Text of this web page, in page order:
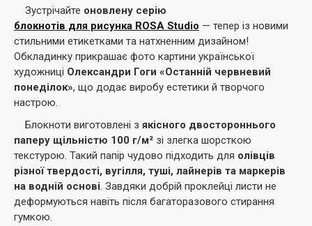
Зустрічайте оновлену серію
блокнотів для рисунка ROSA Studio — тепер із новими
стильними етикетками та натхненним дизайном!
Обкладинку прикрашає фото картини української
художниці Олександри Гоги «Останній червневий
понеділок», що додає виробу естетики й творчого
настрою.
Блокноти виготовлені з якісного двостороннього
паперу щільністю 100 г/м² зі злегка шорсткою
текстурою. Такий папір чудово підходить для олівців
різної твердості, вугілля, туші, лайнерів та маркерів
на водній основі . Завдяки добрій проклейці листи не
деформуються навіть після багаторазового стирання
гумкою.